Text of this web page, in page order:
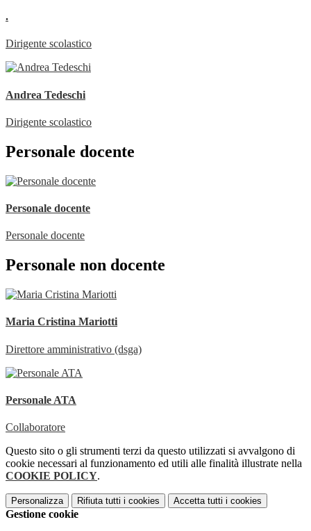
.
Dirigente scolastico
Andrea Tedeschi
Dirigente scolastico
Personale docente
Personale docente
Personale docente
Personale non docente
Maria Cristina Mariotti
Direttore amministrativo (dsga)
Personale ATA
Collaboratore
Questo sito o gli strumenti terzi da questo utilizzati si avvalgono di
cookie necessari al funzionamento ed utili alle finalità illustrate nella
COOKIE POLICY.
Personalizza Rifiuta tutti i cookies Accetta tutti i cookies
Gestione cookie